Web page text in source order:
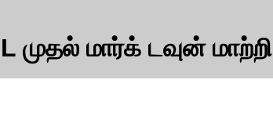
முதல் மார்க் டவுன் மாற்றி